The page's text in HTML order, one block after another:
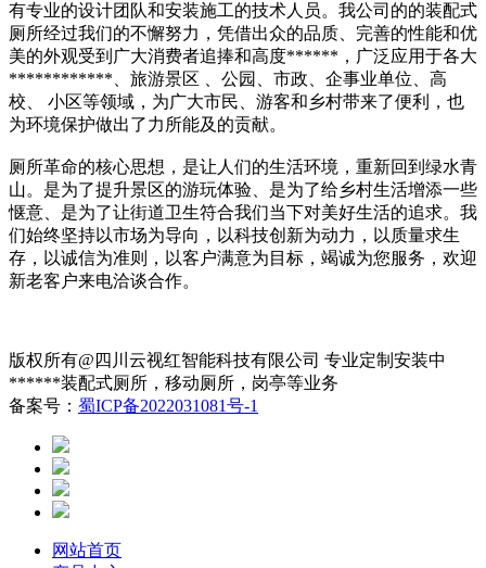
有专业的设计团队和安装施工的技术人员。我公司的的装配式
厕所经过我们的不懈努力，凭借出众的品质、完善的性能和优
美的外观受到广大消费者追捧和高度******，广泛应用于各大
************、旅游景区 、公园、市政、企事业单位、高
校、 小区等领域，为广大市民、游客和乡村带来了便利，也
为环境保护做出了力所能及的贡献。
厕所革命的核心思想，是让人们的生活环境，重新回到绿水青
山。是为了提升景区的游玩体验、是为了给乡村生活增添一些
惬意、是为了让街道卫生符合我们当下对美好生活的追求。我
们始终坚持以市场为导向，以科技创新为动力，以质量求生
存，以诚信为准则，以客户满意为目标，竭诚为您服务，欢迎
新老客户来电洽谈合作。
版权所有@四川云视红智能科技有限公司 专业定制安装中
******装配式厕所，移动厕所，岗亭等业务
备案号： 蜀ICP备2022031081号-1
网站首页